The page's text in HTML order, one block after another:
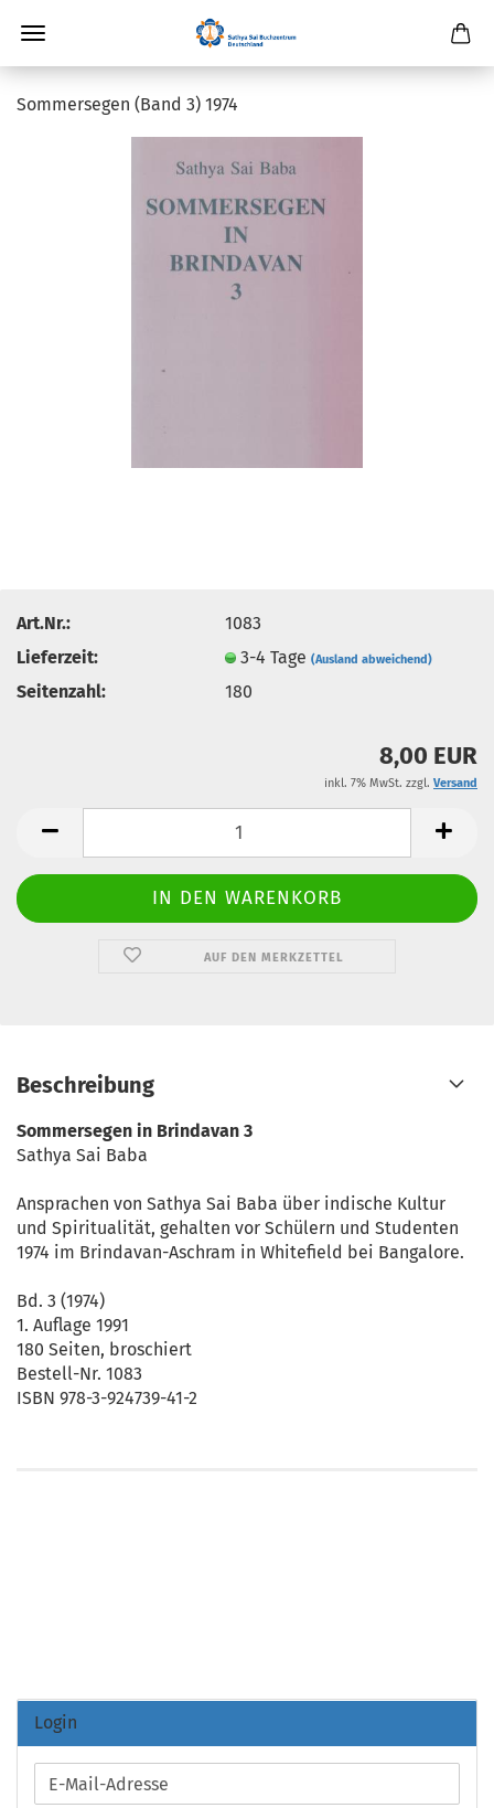
Sommersegen (Band 3) 1974
Art.Nr.:
1083
Lieferzeit:
3-4 Tage(Ausland abweichend)
Seitenzahl: 180
8,00 EUR
inkl. 7% MwSt. zzgl. Versand
AUF DEN MERKZETTEL
Beschreibung
Sommersegen in Brindavan 3
Sathya Sai Baba
Ansprachen von Sathya Sai Baba über indische Kultur
und Spiritualität, gehalten vor Schülern und Studenten
1974 im Brindavan-Aschram in Whitefield bei Bangalore.
Bd. 3 (1974)
1. Auflage 1991
180 Seiten, broschiert
Bestell-Nr. 1083
ISBN 978-3-924739-41-2
Login
E-